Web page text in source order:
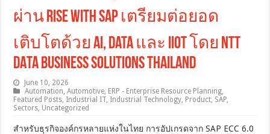
ผ่าน RISE with SAP เตรียมต่อยอด
เติบโตด้วย AI, Data และ IIoT โดย NTT
DATA Business Solutions Thailand
June 10, 2026
Automation ,Automotive ERP - Enterprise Resource Planning
Featured Posts Industrial IT Industrial Technology Product SAP
Sectors Uncategorized
สำหรับธุรกิจองค์กรหลายแห่งในไทย การอัปเกรดจาก SAP ECC 6.0